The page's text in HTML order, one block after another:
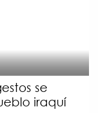
se
iraquí